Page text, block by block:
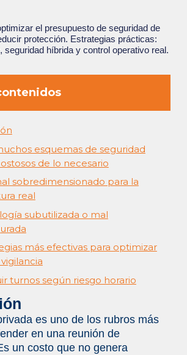
el presupuesto de seguridad de
protección. Estrategias prácticas:
seguridad híbrida y control operativo real.
esquemas de seguridad
de lo necesario
sobredimensionado para la
real
subutilizada o mal
más efectivas para optimizar
turnos según riesgo horario
con monitoreo remoto y
falsas alarmas como fuente de
es uno de los rubros más
en una reunión de
un costo que no genera